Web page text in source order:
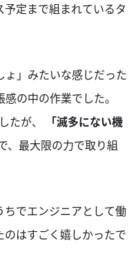
定まで組まれているタ
ょ」みたいな感じだった
の中の作業でした。
たが、
「滅多にない機
、最大限の力で取り組
ちでエンジニアとして働
はすごく嬉しかったで